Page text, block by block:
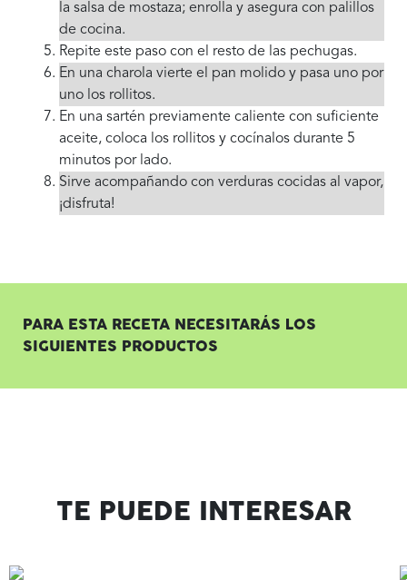
la salsa de mostaza; enrolla y asegura con palillos
de cocina.
Repite este paso con el resto de las pechugas.
En una charola vierte el pan molido y pasa uno por
uno los rollitos.
En una sartén previamente caliente con suficiente
aceite, coloca los rollitos y cocínalos durante 5
minutos por lado.
Sirve acompañando con verduras cocidas al vapor,
¡disfruta!
PARA ESTA RECETA NECESITARÁS LOS
SIGUIENTES PRODUCTOS
TE PUEDE INTERESAR